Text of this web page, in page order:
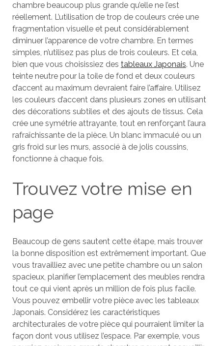
chambre beaucoup plus grande qu’elle ne l’est
réellement. L’utilisation de trop de couleurs crée une
fragmentation visuelle et peut considérablement
diminuer l’apparence de votre chambre. En termes
simples, n’utilisez pas plus de trois couleurs. Et cela,
bien que vous choisissiez des tableaux Japonais. Une
teinte neutre pour la toile de fond et deux couleurs
d’accent au maximum devraient faire l’affaire. Utilisez
les couleurs d’accent dans plusieurs zones en utilisant
des décorations subtiles et des ajouts de tissus. Cela
crée une symétrie attrayante, tout en renforçant l’aura
rafraîchissante de la pièce. Un blanc immaculé ou un
gris froid sur les murs, associé à de jolis coussins,
fonctionne à chaque fois.
Trouvez votre mise en
page
Beaucoup de gens sautent cette étape, mais trouver
la bonne disposition est extrêmement important. Que
vous travailliez avec une petite chambre ou un salon
spacieux, planifier l’emplacement des meubles rendra
tout ce qui vient après un million de fois plus facile.
Vous pouvez embellir votre pièce avec les tableaux
Japonais. Considérez les caractéristiques
architecturales de votre pièce qui pourraient limiter la
façon dont vous utilisez l’espace. Par exemple, vous